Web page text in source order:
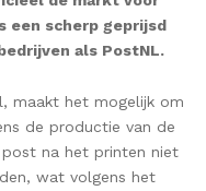
een scherp geprijsd
als PostNL.
maakt het mogelijk om
de productie van de
na het printen niet
wat volgens het